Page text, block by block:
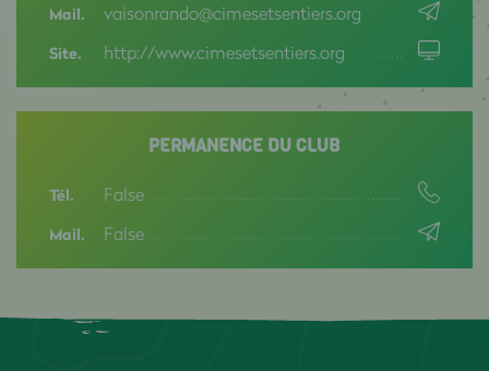
Mail. vaisonrando@cimesetsentiers.org
Site. http://www.cimesetsentiers.org
PERMANENCE DU CLUB
Tél. False
Mail. False